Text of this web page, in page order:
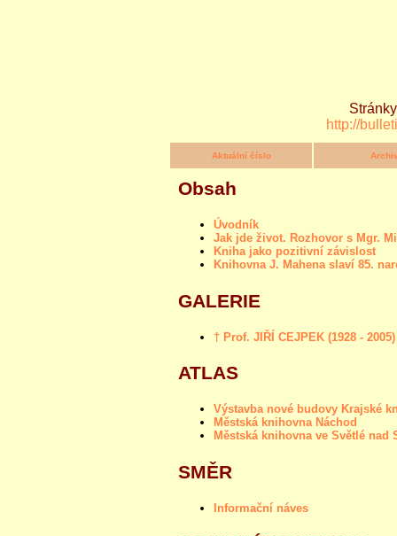
http://
Aktuální číslo
Obsah
Úvodník
Jak jde život. Rozhovor s Mgr.
Kniha jako pozitivní závislost
Knihovna J. Mahena slaví 85.
GALERIE
† Prof. JIŘÍ CEJPEK (1928 - 2005)
ATLAS
Výstavba nové budovy Krajské
Městská knihovna Náchod
Městská knihovna ve Světlé nad
SMĚR
Informační náves